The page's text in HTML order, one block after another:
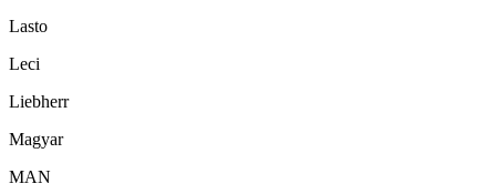
Lasto
Leci
Liebherr
Magyar
MAN